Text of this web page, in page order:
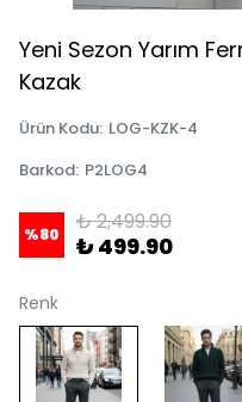
Yeni Sezon Yarım
Kazak
Ürün Kodu: LOG-KZK-4
Barkod: P2LOG4
%80 ₺ 2,499.90
₺ 499.90
Renk